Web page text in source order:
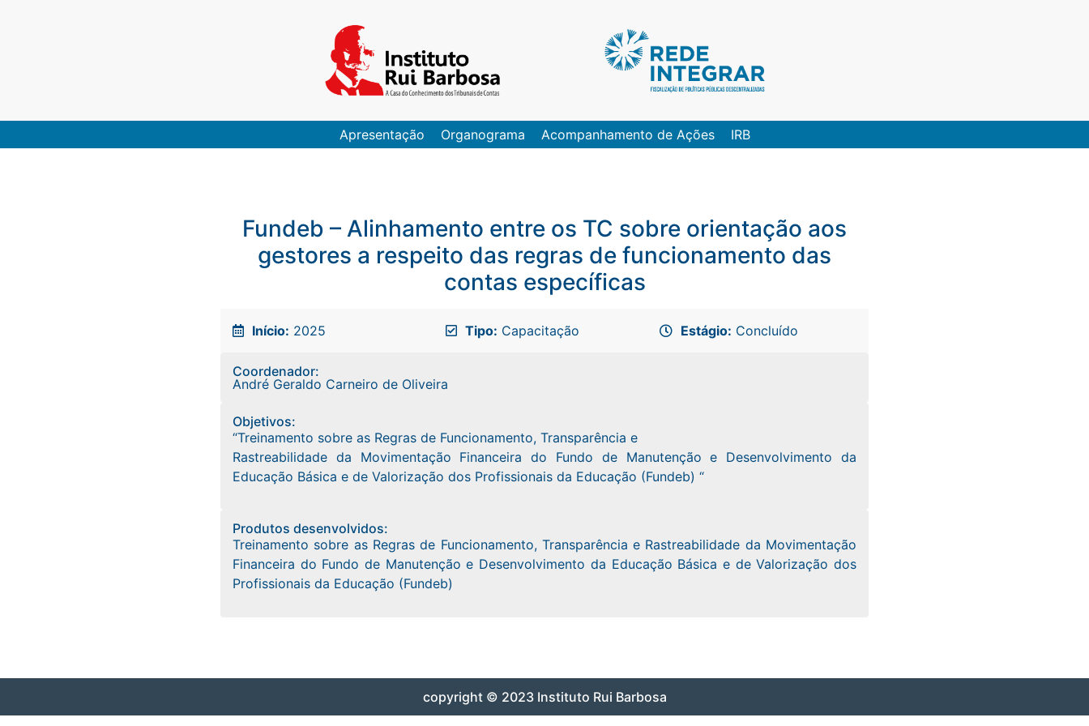
Apresentação Organograma Acompanhamento de Ações IRB
Fundeb – Alinhamento entre os TC sobre orientação aos
gestores a respeito das regras de funcionamento das
contas específicas
Início: 2025 Tipo: Capacitação Estágio: Concluído
Coordenador:
André Geraldo Carneiro de Oliveira
Objetivos:
“Treinamento sobre as Regras de Funcionamento, Transparência e
Rastreabilidade da Movimentação Financeira do Fundo de Manutenção e Desenvolvimento da
Educação Básica e de Valorização dos Profissionais da Educação (Fundeb) “
Produtos desenvolvidos:
Treinamento sobre as Regras de Funcionamento, Transparência e Rastreabilidade da Movimentação
Financeira do Fundo de Manutenção e Desenvolvimento da Educação Básica e de Valorização dos
Profissionais da Educação (Fundeb)
copyright © 2023 Instituto Rui Barbosa